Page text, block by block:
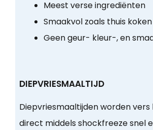
Meest verse ingrediënten
Smaakvol zoals thuis koken
Geen geur- kleur-, en
DIEPVRIESMAALTIJD
Diepvriesmaaltijden worden vers
direct middels shockfreeze snel